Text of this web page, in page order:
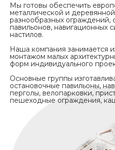
Мы готовы обеспечить
металлической и
разнообразных ограждений,
павильонов, навигационных
настилов.
Наша компания занимается
монтажом малых
форм индивидуального
Основные группы
остановочные павильоны,
перголы, велопарковки,
пешеходные ограждения,